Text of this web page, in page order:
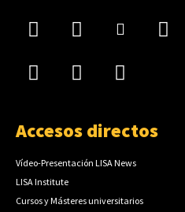
Accesos directos
Vídeo-Presentación LISA News
LISA Institute
Cursos y Másteres universitarios